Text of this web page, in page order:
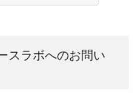
スラボへのお問い